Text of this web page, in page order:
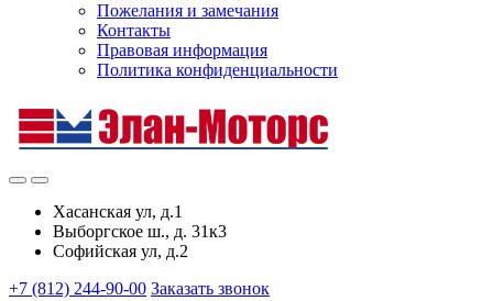
Пожелания и замечания
Контакты
Правовая информация
Политика конфиденциальности
Хасанская ул, д.1
Выборгское ш., д. 31к3
Софийская ул, д.2
+7 (812) 244-90-00 Заказать звонок